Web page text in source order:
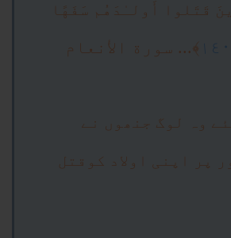
قَتَلوا أَولـٰدَهُم سَفَهًا
١٤٠ ﴾... سورة الأنعام
وہ لوگ جنھوں نے
پر اپنی اولاد کوقتل